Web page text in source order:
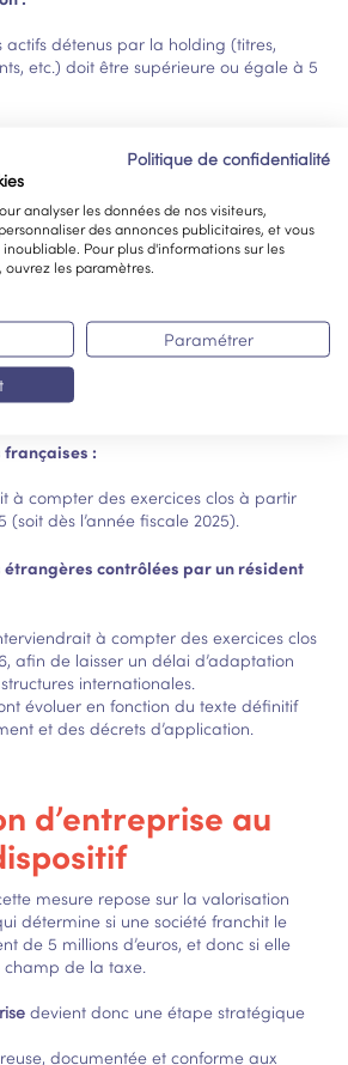
détenus par la holding (titres,
etc.) doit être supérieure ou égale à 5
intérêts, redevances, loyers,
doivent représenter plus de 50 % du
et financiers.
tire la majorité de ses revenus
ou de prestations facturées, elle ne
de la mesure
françaises :
à compter des exercices clos à partir
(soit dès l’année fiscale 2025).
étrangères contrôlées par un résident
à compter des exercices clos
afin de laisser un délai d’adaptation
internationales.
évoluer en fonction du texte définitif
et des décrets d’application.
d’entreprise au
mesure repose sur la valorisation
détermine si une société franchit le
de 5 millions d’euros, et donc si elle
champ de la taxe.
devient donc une étape stratégique
documentée et conforme aux
Politique de confidentialité
analyser les données de nos visiteurs,
des annonces publicitaires, et vous
Pour plus d'informations sur les
les paramètres.
Paramétrer